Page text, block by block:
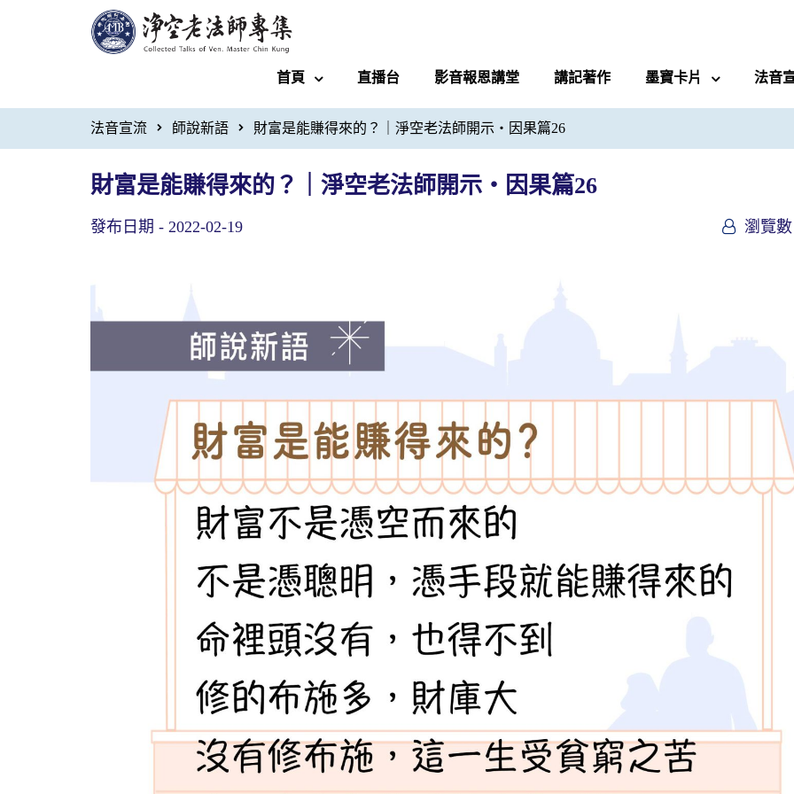
首頁 直播台 影音報恩講堂 講記著作 墨寶卡片 法音
法音宣流 師說新語 財富是能賺得來的？｜淨空老法師開示・因果篇26
財富是能賺得來的？｜淨空老法師開示・因果篇26
發布日期 - 2022-02-19 瀏覽數